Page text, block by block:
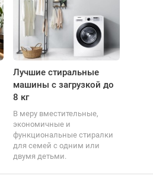
Лучшие стиральные
машины с загрузкой до
8 кг
В меру вместительные,
экономичные и
функциональные стиралки
для семей с одним или
двумя детьми.